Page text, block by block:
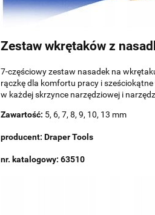
Zestaw wkrętaków z
7-częściowy zestaw nasadek na
rączkę dla komfortu pracy i
w każdej skrzynce narzędziowej i
Zawartość: 5, 6, 7, 8, 9, 10, 13 mm
producent: Draper Tools
nr. katalogowy: 63510